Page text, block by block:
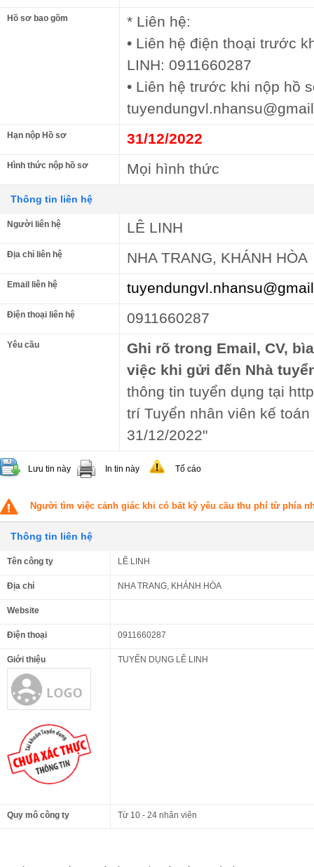
Hồ sơ bao gồm
* Liên hệ:
• Liên hệ điện thoại trước
LINH: 0911660287
• Liên hệ trước khi nộp hồ
Hạn nộp Hồ sơ 31/12/2022
Hình thức nộp hồ sơ Mọi hình thức
Thông tin liên hệ
Người liên hệ LÊ LINH
Địa chỉ liên hệ NHA TRANG, KHÁNH HÒA
Email liên hệ
Điện thoại liên hệ 0911660287
Yêu cầu
Ghi rõ trong Email, CV,
việc khi gửi đến Nhà
thông tin tuyển dụng tại
trí Tuyển nhân viên kế
31/12/2022"
Lưu tin này In tin này Tố cáo
Người tìm việc cảnh giác khi có bất kỳ yêu cầu thu phí từ phía
Thông tin liên hệ
Tên công ty LÊ LINH
Địa chỉ NHA TRANG, KHÁNH HÒA
Website
Điện thoại 0911660287
Giới thiệu TUYỂN DỤNG LÊ LINH
Quy mô công ty Từ 10 - 24 nhân viên